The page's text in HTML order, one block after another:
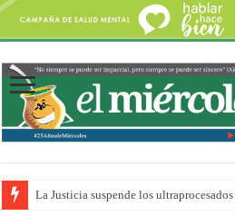
La Justicia suspende los